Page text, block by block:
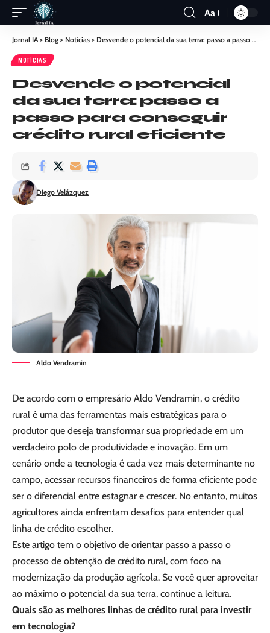
Aa
Jornal IA> Blog > Notícias > Desvende o potencial da sua terra: passo a passo para conseguir crédito rural eficiente
NOTÍCIAS
Desvende o potencial
da sua terra: passo a
passo para conseguir
crédito rural eficiente
Diego Velázquez
Aldo Vendramin
De acordo com o empresário Aldo Vendramin, o crédito
rural é uma das ferramentas mais estratégicas para o
produtor que deseja transformar sua propriedade em um
verdadeiro polo de produtividade e inovação. Em um
cenário onde a tecnologia é cada vez mais determinante no
campo, acessar recursos financeiros de forma eficiente pode
ser o diferencial entre estagnar e crescer. No entanto, muitos
agricultores ainda enfrentam desafios para entender qual
linha de crédito escolher.
Este artigo tem o objetivo de orientar passo a passo o
processo de obtenção de crédito rural, com foco na
modernização da produção agrícola. Se você quer aproveitar
ao máximo o potencial da sua terra, continue a leitura.
Quais são as melhores linhas de crédito rural para investir
em tecnologia?